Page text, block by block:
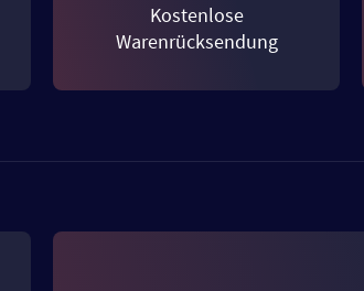
Kostenlose
Warenrücksendung